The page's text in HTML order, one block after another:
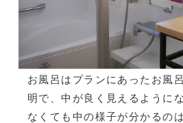
お風呂はプランにあったお風
明で、中が良く見えるように
なくても中の様子が分かるの